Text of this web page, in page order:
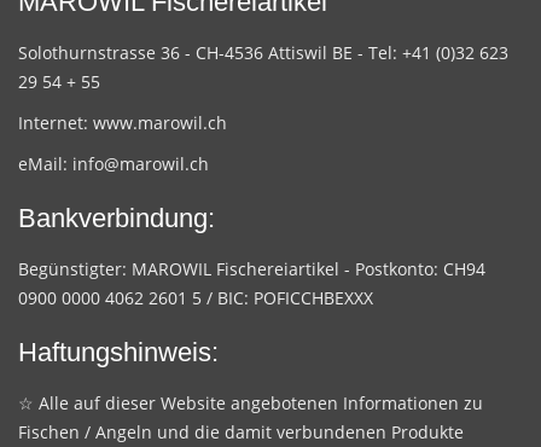
Solothurnstrasse 36 - CH-4536 Attiswil BE - Tel: +41 (0)32 623
29 54 + 55
Internet: www.marowil.ch
eMail: info@marowil.ch
Bankverbindung:
Begünstigter: MAROWIL Fischereiartikel - Postkonto: CH94
0900 0000 4062 2601 5 / BIC: POFICCHBEXXX
Haftungshinweis:
☆ Alle auf dieser Website angebotenen Informationen zu
Fischen / Angeln und die damit verbundenen Produkte